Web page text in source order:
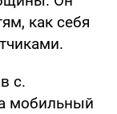
как себя
с.
мобильный